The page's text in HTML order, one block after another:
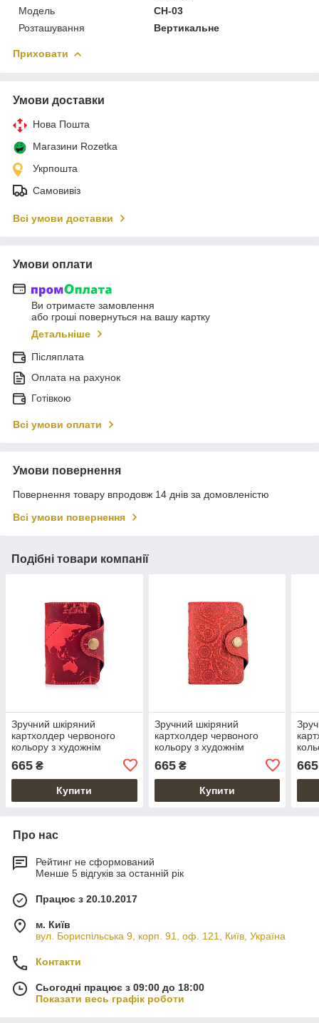
Модель
CH-03
Розташування
Вертикальне
Приховати
Умови доставки
Нова Пошта
Магазини Rozetka
Укрпошта
Самовивіз
Всі умови доставки
Умови оплати
Ви отримаєте замовлення
або гроші повернуться на вашу картку
Детальніше
Післяплата
Оплата на рахунок
Готівкою
Всі умови оплати
Умови повернення
Повернення товару впродовж 14 днів за домовленістю
Всі умови повернення
Подібні товари компанії
Зручний шкіряний
картхолдер червоного
кольору з художнім
тисненням "7 wonders of
the world"
665 ₴
Купити
Зручний шкіряний
картхолдер червоного
кольору з художнім
665₴
Купити
665
Про нас
Рейтинг не сформований
Менше 5 відгуків за останній рік
Працює з 20.10.2017
м. Київ
вул. Бориспільська 9, корп. 91, оф. 121, Київ, Україна
Контакти
Сьогодні працює з 09:00 до 18:00
Показати весь графік роботи